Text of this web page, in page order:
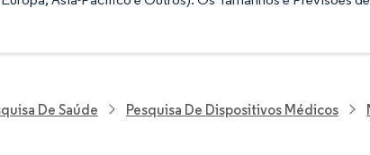
De Saúde Pesquisa De Dispositivos Médicos